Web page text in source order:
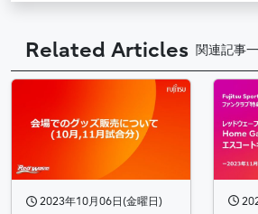
Related Articles 関連記事
2023年10月06日(金曜日)